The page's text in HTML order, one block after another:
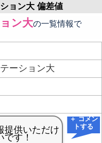
ョン大 偏差値
ン大の一覧情報で
ーション大
＋ コメン
トする